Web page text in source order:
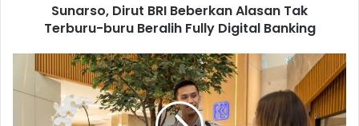
R
Sunarso, Dirut BRI Beberkan Alasan Tak
Terburu-buru Beralih Fully Digital Banking
a